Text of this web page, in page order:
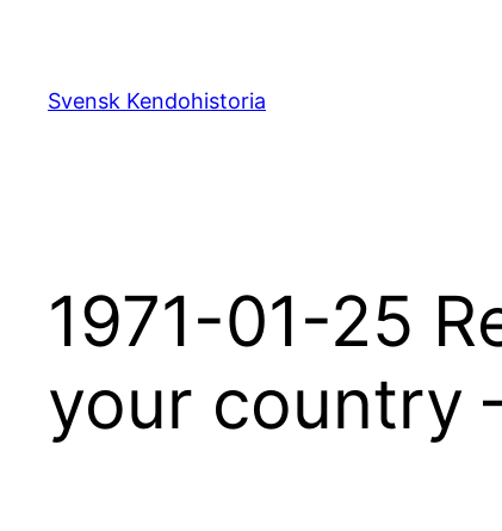
innehåll
Svensk Kendohistoria
1971-01-25
your country